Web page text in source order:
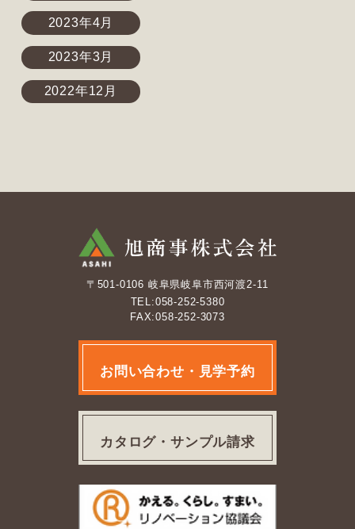
2023年4月
2023年3月
2022年12月
〒501-0106 岐阜県岐阜市西河渡2-11
TEL:058-252-5380
FAX:058-252-3073
お問い合わせ・見学予約
カタログ・サンプル請求